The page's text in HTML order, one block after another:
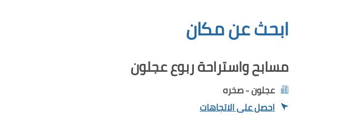
ابحث عن مكان
مسابح واستراحة ربوع عجلون
عجلون - صخره
احصل على الاتجاهات